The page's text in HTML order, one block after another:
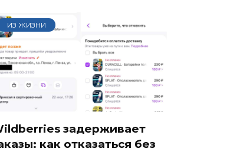
ИЗ ЖИЗНИ
задерживает
как отказаться без